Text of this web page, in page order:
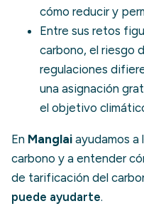
cómo reducir y
Entre sus retos
carbono, el riesgo
regulaciones
una asignación
el objetivo
En Manglai ayudamos a
carbono y a entender
de tarificación del
puede ayudarte.